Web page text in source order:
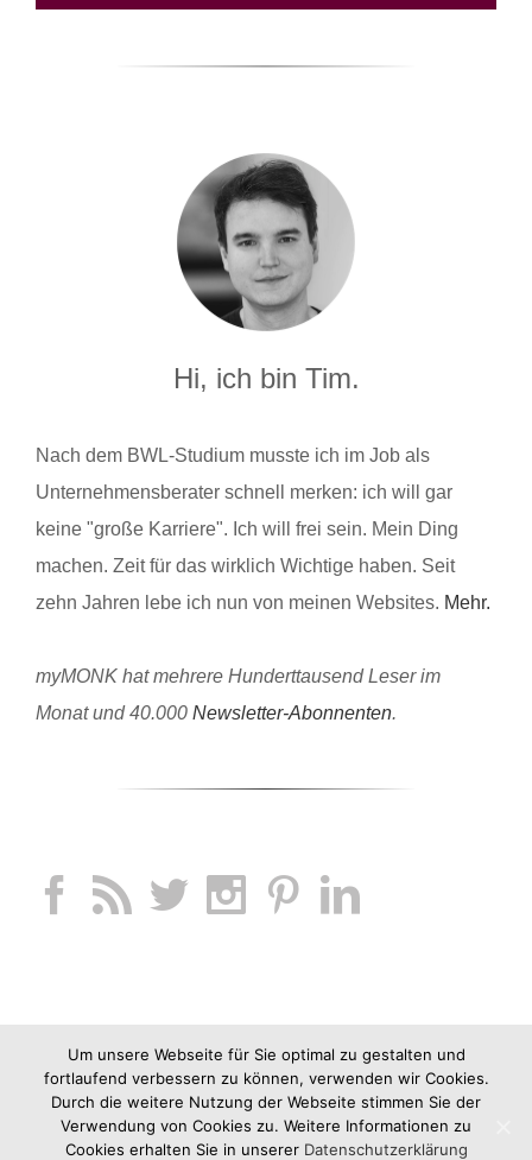
Hi, ich bin Tim.
Nach dem BWL-Studium musste ich im Job als
Unternehmensberater schnell merken: ich will gar
keine "große Karriere". Ich will frei sein. Mein Ding
machen. Zeit für das wirklich Wichtige haben. Seit
zehn Jahren lebe ich nun von meinen Websites. Mehr.
myMONK hat mehrere Hunderttausend Leser im
Monat und 40.000 Newsletter-Abonnenten.
Um unsere Webseite für Sie optimal zu gestalten und
fortlaufend verbessern zu können, verwenden wir Cookies.
Durch die weitere Nutzung der Webseite stimmen Sie der
Verwendung von Cookies zu. Weitere Informationen zu
Cookies erhalten Sie in unserer Datenschutzerklärung